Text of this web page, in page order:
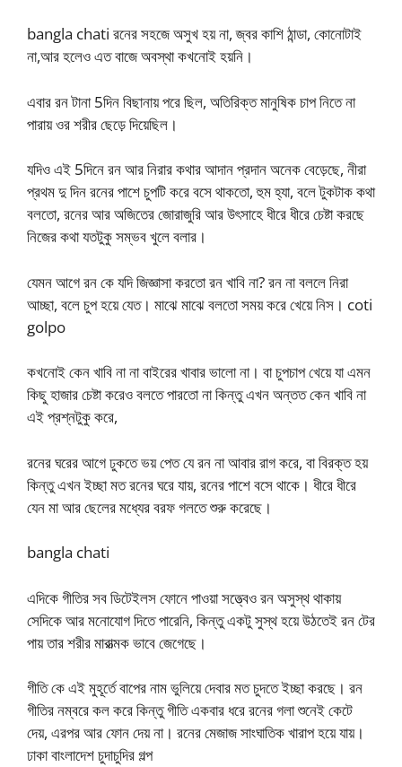
bangla chati রনের সহজে অসুখ হয় না, জ্বর কাশি ঠান্ডা, কোনোটাই
না,আর হলেও এত বাজে অবস্থা কখনোই হয়নি।
এবার রন টানা 5দিন বিছানায় পরে ছিল, অতিরিক্ত মানুষিক চাপ নিতে না
পারায় ওর শরীর ছেড়ে দিয়েছিল।
যদিও এই 5দিনে রন আর নিরার কথার আদান প্রদান অনেক বেড়েছে, নীরা
প্রথম দু দিন রনের পাশে চুপটি করে বসে থাকতো, হুম হ্যা, বলে টুকটাক কথা
বলতো, রনের আর অজিতের জোরাজুরি আর উৎসাহে ধীরে ধীরে চেষ্টা করছে
নিজের কথা যতটুকু সম্ভব খুলে বলার।
যেমন আগে রন কে যদি জিজ্ঞাসা করতো রন খাবি না? রন না বললে নিরা
আচ্ছা, বলে চুপ হয়ে যেত। মাঝে মাঝে বলতো সময় করে খেয়ে নিস। coti
golpo
কখনোই কেন খাবি না না বাইরের খাবার ভালো না। বা চুপচাপ খেয়ে যা এমন
কিছু হাজার চেষ্টা করেও বলতে পারতো না কিন্তু এখন অন্তত কেন খাবি না
এই প্রশ্নটুকু করে,
রনের ঘরের আগে ঢুকতে ভয় পেত যে রন না আবার রাগ করে, বা বিরক্ত হয়
কিন্তু এখন ইচ্ছা মত রনের ঘরে যায়, রনের পাশে বসে থাকে। ধীরে ধীরে
যেন মা আর ছেলের মধ্যের বরফ গলতে শুরু করেছে।
bangla chati
এদিকে গীতির সব ডিটেইলস ফোনে পাওয়া সত্ত্বেও রন অসুস্থ থাকায়
সেদিকে আর মনোযোগ দিতে পারেনি, কিন্তু একটু সুস্থ হয়ে উঠতেই রন টের
পায় তার শরীর মারাত্মক ভাবে জেগেছে।
গীতি কে এই মুহূর্তে বাপের নাম ভুলিয়ে দেবার মত চুদতে ইচ্ছা করছে। রন
গীতির নম্বরে কল করে কিন্তু গীতি একবার ধরে রনের গলা শুনেই কেটে
দেয়, এরপর আর ফোন দেয় না। রনের মেজাজ সাংঘাতিক খারাপ হয়ে যায়।
ঢাকা বাংলাদেশ চুদাচুদির গল্প